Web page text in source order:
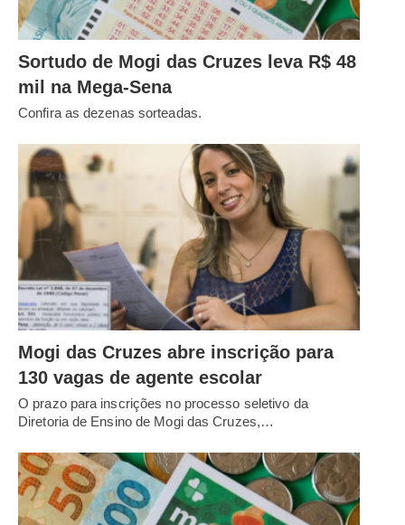
Sortudo de Mogi das Cruzes leva R$ 48
mil na Mega-Sena
Confira as dezenas sorteadas.
Mogi das Cruzes abre inscrição para
130 vagas de agente escolar
O prazo para inscrições no processo seletivo da
Diretoria de Ensino de Mogi das Cruzes,…